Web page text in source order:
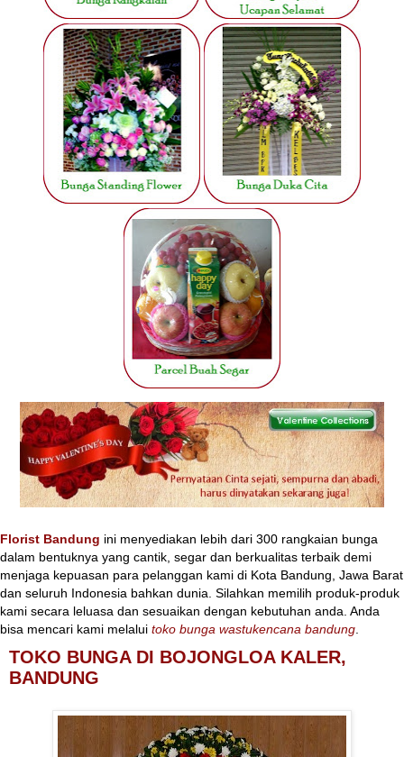
Florist Bandung ini menyediakan lebih dari 300 rangkaian bunga
dalam bentuknya yang cantik, segar dan berkualitas terbaik demi
menjaga kepuasan para pelanggan kami di Kota Bandung, Jawa Barat
dan seluruh Indonesia bahkan dunia. Silahkan memilih produk-produk
kami secara leluasa dan sesuaikan dengan kebutuhan anda. Anda
bisa mencari kami melalui toko bunga wastukencana bandung
TOKO BUNGA DI BOJONGLOA KALER,
BANDUNG